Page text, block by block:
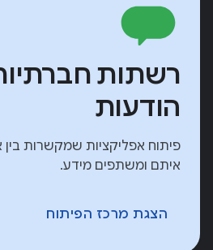
רשתות
הודעות
פיתוח אפליקציות שמקשרות
איתם ומשתפים מידע.
הצגת מרכז הפיתוח